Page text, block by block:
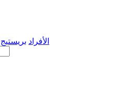
الأفراد بريستيج